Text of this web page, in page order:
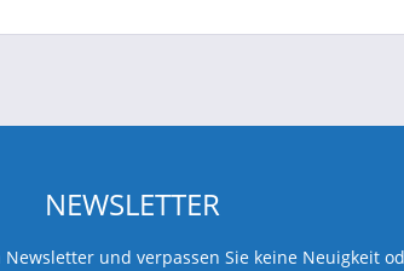
NEWSLETTER
und verpassen Sie keine Neuigkeit